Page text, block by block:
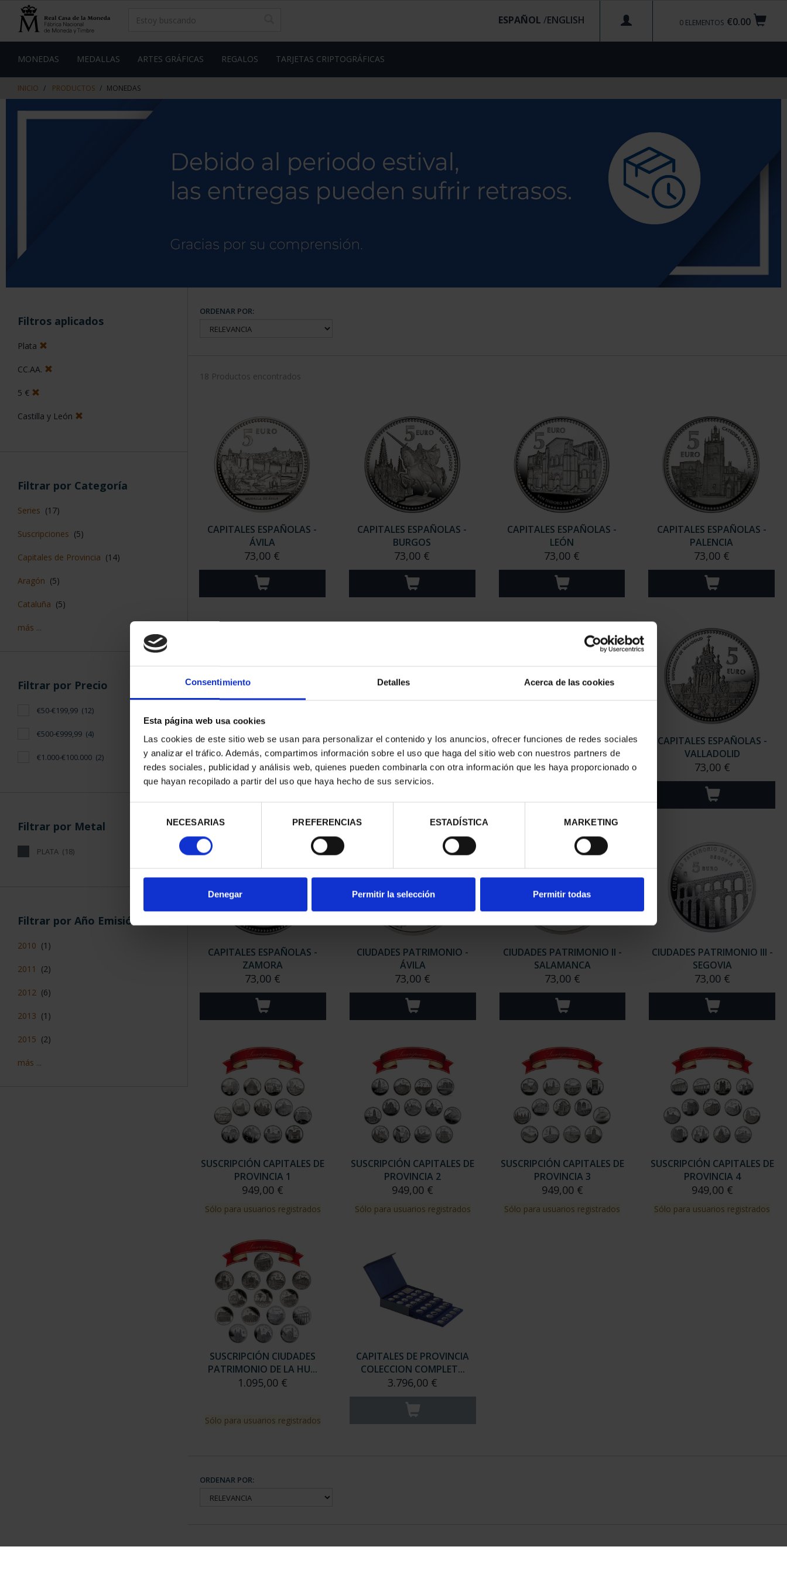
Consentimiento Detalles Acerca de las cookies
Esta página web usa cookies
Las cookies de este sitio web se usan para personalizar el contenido y los anuncios, ofrecer funciones de redes sociales
y analizar el tráfico. Además, compartimos información sobre el uso que haga del sitio web con nuestros partners de
redes sociales, publicidad y análisis web, quienes pueden combinarla con otra información que les haya proporcionado o
que hayan recopilado a partir del uso que haya hecho de sus servicios.
consentimiento
NECESARIAS PREFERENCIAS ESTADÍSTICA MARKETING
Denegar Permitir la selección Permitir todas
contenido
de
€0.00
0 ELEMENTOS
ESPAÑOL /
MONEDAS MEDALLAS ARTES GRÁFICAS REGALOS TARJETAS CRIPTOGRÁFICAS
INICIO PRODUCTOS MONEDAS
Filtros aplicados
Plata
CC.AA.
5 €
Castilla y León
Filtrar por Categoría
Series (17)
Suscripciones (5)
Capitales de Provincia (14)
Aragón (5)
Cataluña (5)
más ...
Filtrar por Precio
€50-€199,99 (12)
€500-€999,99 (4)
€1.000-€100.000 (2)
Filtrar por Metal
PLATA (18)
Filtrar por Año Emisión
2010 (1)
2011 (2)
2012 (6)
2013 (1)
2015 (2)
más ...
ORDENAR POR:
18 Productos encontrados
CAPITALES ESPAÑOLAS -
ÁVILA
73,00 €
CAPITALES ESPAÑOLAS -
BURGOS
73,00 €
CAPITALES ESPAÑOLAS -
LEÓN
73,00 €
CAPITALES ESPAÑOLAS -
PALENCIA
73,00 €
CAPITALES ESPAÑOLAS -
SEGOVIA
73,00 €
CAPITALES ESPAÑOLAS -
SALAMANCA
73,00 €
CAPITALES ESPAÑOLAS -
SORIA
73,00 €
CAPITALES ESPAÑOLAS -
VALLADOLID
73,00 €
CAPITALES ESPAÑOLAS -
ZAMORA
73,00 €
CIUDADES PATRIMONIO -
ÁVILA
73,00 €
CIUDADES PATRIMONIO II -
SALAMANCA
73,00 €
CIUDADES PATRIMONIO III -
SEGOVIA
73,00 €
SUSCRIPCIÓN CAPITALES DE
PROVINCIA 1
949,00 €
Sólo para usuarios registrados
SUSCRIPCIÓN CAPITALES DE
PROVINCIA 2
949,00 €
Sólo para usuarios registrados
SUSCRIPCIÓN CAPITALES DE
PROVINCIA 3
949,00 €
Sólo para usuarios registrados
SUSCRIPCIÓN CAPITALES DE
PROVINCIA 4
949,00 €
Sólo para usuarios registrados
SUSCRIPCIÓN CIUDADES
PATRIMONIO DE LA HU...
1.095,00 €
Sólo para usuarios registrados
CAPITALES DE PROVINCIA
COLECCION COMPLET...
3.796,00 €
ORDENAR POR: